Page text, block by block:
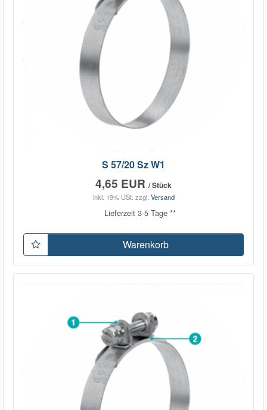
S 57/20 Sz W1
4,65 EUR / Stück
inkl. 19% USt. zzgl. Versand
Lieferzeit 3-5 Tage **
Warenkorb